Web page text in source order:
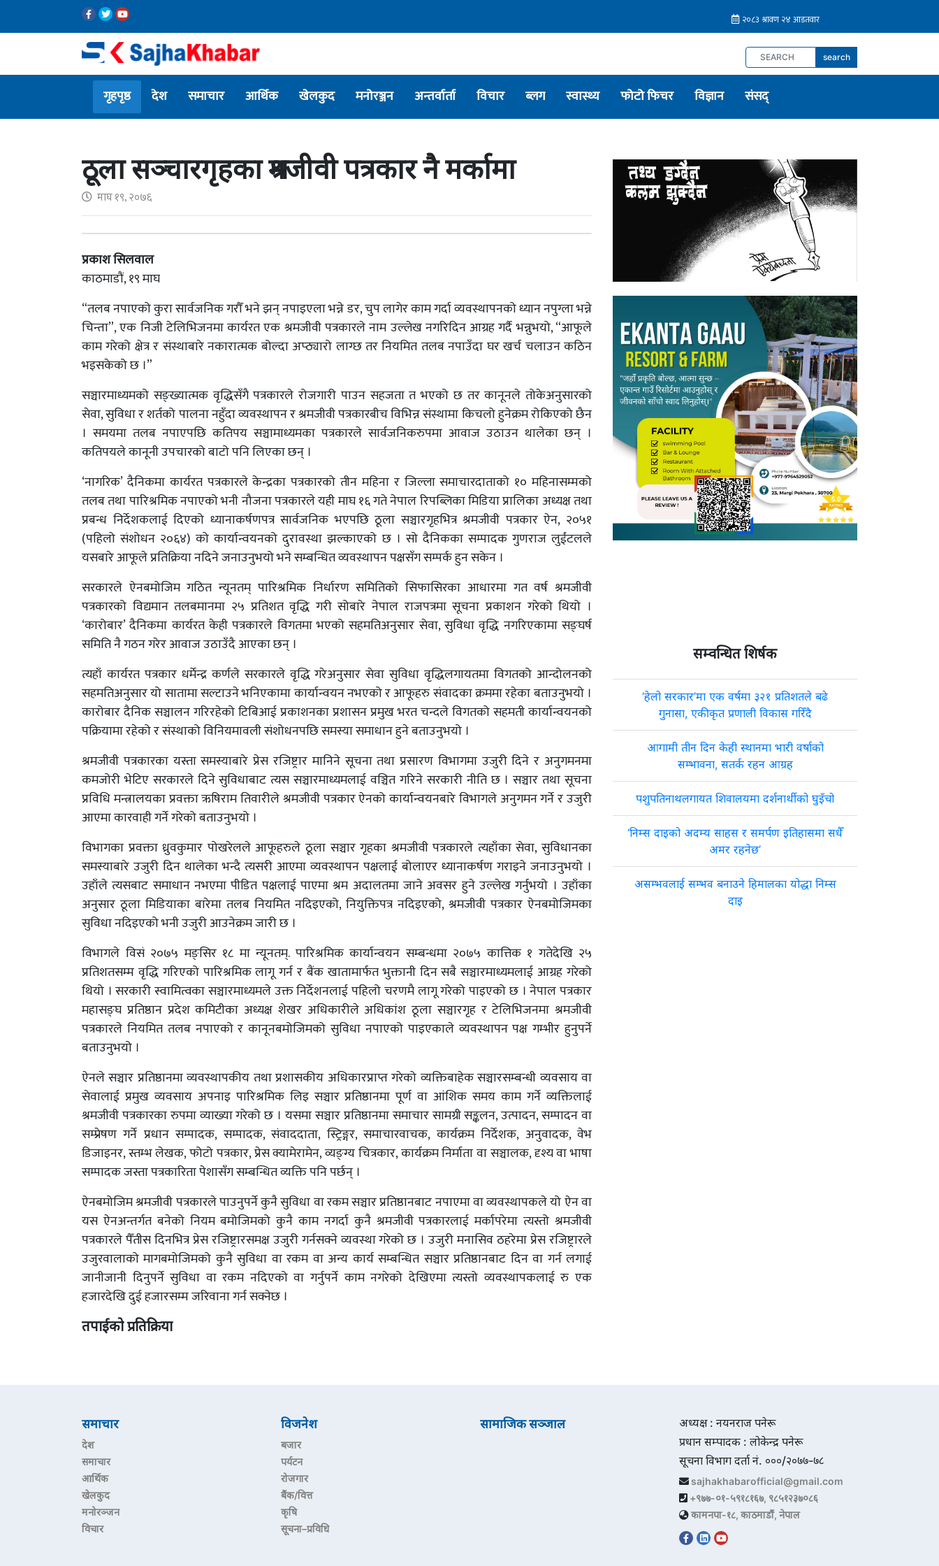
search
गृहपृष्ठ देश समाचार आर्थिक खेलकुद मनोरञ्जन अन्तर्वार्ता विचार ब्लग स्वास्थ्य फोटो फिचर विज्ञान संसद्
ठूला सञ्चारगृहका श्रमजीवी पत्रकार नै मर्कामा
माघ १९, २०७६
प्रकाश सिलवाल
काठमाडौं, १९ माघ
“तलब नपाएको कुरा सार्वजनिक गरौँ भने झन् नपाइएला भन्ने डर, चुप लागेर काम गर्दा व्यवस्थापनको ध्यान नपुग्ला भन्ने
चिन्ता”, एक निजी टेलिभिजनमा कार्यरत एक श्रमजीवी पत्रकारले नाम उल्लेख नगरिदिन आग्रह गर्दै भन्नुभयो, “आफूले
काम गरेको क्षेत्र र संस्थाबारे नकारात्मक बोल्दा अप्ठ्यारो लाग्छ तर नियमित तलब नपाउँदा घर खर्च चलाउन कठिन
भइसकेको छ ।”
सञ्चारमाध्यमको सङ्ख्यात्मक वृद्धिसँगै पत्रकारले रोजगारी पाउन सहजता त भएको छ तर कानूनले तोकेअनुसारको
सेवा, सुविधा र शर्तको पालना नहुँदा व्यवस्थापन र श्रमजीवी पत्रकारबीच विभिन्न संस्थामा किचलो हुनेक्रम रोकिएको छैन
। समयमा तलब नपाएपछि कतिपय सञ्चामाध्यमका पत्रकारले सार्वजनिकरुपमा आवाज उठाउन थालेका छन् ।
कतिपयले कानूनी उपचारको बाटो पनि लिएका छन् ।
‘नागरिक’ दैनिकमा कार्यरत पत्रकारले केन्द्रका पत्रकारको तीन महिना र जिल्ला समाचारदाताको १० महिनासम्मको
तलब तथा पारिश्रमिक नपाएको भनी नौजना पत्रकारले यही माघ १६ गते नेपाल रिपब्लिका मिडिया प्रालिका अध्यक्ष तथा
प्रबन्ध निर्देशकलाई दिएको ध्यानाकर्षणपत्र सार्वजनिक भएपछि ठूला सञ्चारगृहभित्र श्रमजीवी पत्रकार ऐन, २०५१
(पहिलो संशोधन २०६४) को कार्यान्वयनको दुरावस्था झल्काएको छ । सो दैनिकका सम्पादक गुणराज लुईंटलले
यसबारे आफूले प्रतिक्रिया नदिने जनाउनुभयो भने सम्बन्धित व्यवस्थापन पक्षसँग सम्पर्क हुन सकेन ।
सरकारले ऐनबमोजिम गठित न्यूनतम् पारिश्रमिक निर्धारण समितिको सिफासिरका आधारमा गत वर्ष श्रमजीवी
पत्रकारको विद्यमान तलबमानमा २५ प्रतिशत वृद्धि गरी सोबारे नेपाल राजपत्रमा सूचना प्रकाशन गरेको थियो ।
‘कारोबार’ दैनिकमा कार्यरत केही पत्रकारले विगतमा भएको सहमतिअनुसार सेवा, सुविधा वृद्धि नगरिएकामा सङ्घर्ष
समिति नै गठन गरेर आवाज उठाउँदै आएका छन् ।
त्यहाँ कार्यरत पत्रकार धर्मेन्द्र कर्णले सरकारले वृद्धि गरेअनुसार सेवा सुविधा वृद्धिलगायतमा विगतको आन्दोलनको
सहमतिअनुसार यो सातामा सल्टाउने भनिएकामा कार्यान्वयन नभएको र आफूहरु संवादका क्रममा रहेका बताउनुभयो ।
कारोबार दैनिक सञ्चालन गरिरहेको टिबिआई प्रकाशनका प्रशासन प्रमुख भरत चन्दले विगतको सहमती कार्यान्वयनको
पक्रियामा रहेको र संस्थाको विनियमावली संशोधनपछि समस्या समाधान हुने बताउनुभयो ।
श्रमजीवी पत्रकारका यस्ता समस्याबारे प्रेस रजिष्ट्रार मानिने सूचना तथा प्रसारण विभागमा उजुरी दिने र अनुगमनमा
कमजोरी भेटिए सरकारले दिने सुविधाबाट त्यस सञ्चारमाध्यमलाई वञ्चित गरिने सरकारी नीति छ । सञ्चार तथा सूचना
प्रविधि मन्त्रालयका प्रवक्ता ऋषिराम तिवारीले श्रमजीवी पत्रकार ऐनको कार्यान्वयनबारे विभागले अनुगमन गर्ने र उजुरी
आएमा कारवाही गर्ने गरेको बताउनुभयो ।
विभागका प्रवक्ता ध्रुवकुमार पोखरेलले आफूहरुले ठूला सञ्चार गृहका श्रमजीवी पत्रकारले त्यहाँका सेवा, सुविधानका
समस्याबारे उजुरी दिन थालेका भन्दै त्यसरी आएमा व्यवस्थापन पक्षलाई बोलाएर ध्यानाकर्षण गराइने जनाउनुभयो ।
उहाँले त्यसबाट समाधान नभएमा पीडित पक्षलाई पाएमा श्रम अदालतमा जाने अवसर हुने उल्लेख गर्नुभयो । उहाँका
अनुसार ठूला मिडियाका बारेमा तलब नियमित नदिइएको, नियुक्तिपत्र नदिइएको, श्रमजीवी पत्रकार ऐनबमोजिमका
सुविधा नदिइएको भनी उजुरी आउनेक्रम जारी छ ।
विभागले विसं २०७५ मङ्सिर १८ मा न्यूनतम्. पारिश्रमिक कार्यान्वयन सम्बन्धमा २०७५ कात्तिक १ गतेदेखि २५
प्रतिशतसम्म वृद्धि गरिएको पारिश्रमिक लागू गर्न र बैंक खातामार्फत भुक्तानी दिन सबै सञ्चारमाध्यमलाई आग्रह गरेको
थियो । सरकारी स्वामित्वका सञ्चारमाध्यमले उक्त निर्देशनलाई पहिलो चरणमै लागू गरेको पाइएको छ । नेपाल पत्रकार
महासङ्घ प्रतिष्ठान प्रदेश कमिटीका अध्यक्ष शेखर अधिकारीले अधिकांश ठूला सञ्चारगृह र टेलिभिजनमा श्रमजीवी
पत्रकारले नियमित तलब नपाएको र कानूनबमोजिमको सुविधा नपाएको पाइएकाले व्यवस्थापन पक्ष गम्भीर हुनुपर्ने
बताउनुभयो ।
ऐनले सञ्चार प्रतिष्ठानमा व्यवस्थापकीय तथा प्रशासकीय अधिकारप्राप्त गरेको व्यक्तिबाहेक सञ्चारसम्बन्धी व्यवसाय वा
सेवालाई प्रमुख व्यवसाय अपनाइ पारिश्रमिक लिइ सञ्चार प्रतिष्ठानमा पूर्ण वा आंशिक समय काम गर्ने व्यक्तिलाई
श्रमजीवी पत्रकारका रुपमा व्याख्या गरेको छ । यसमा सञ्चार प्रतिष्ठानमा समाचार सामग्री सङ्कलन, उत्पादन, सम्पादन वा
सम्प्रेषण गर्ने प्रधान सम्पादक, सम्पादक, संवाददाता, स्ट्रिङ्गर, समाचारवाचक, कार्यक्रम निर्देशक, अनुवादक, वेभ
डिजाइनर, स्तम्भ लेखक, फोटो पत्रकार, प्रेस क्यामेरामेन, व्यङ्ग्य चित्रकार, कार्यक्रम निर्माता वा सञ्चालक, दृश्य वा भाषा
सम्पादक जस्ता पत्रकारिता पेशासँग सम्बन्धित व्यक्ति पनि पर्छन् ।
ऐनबमोजिम श्रमजीवी पत्रकारले पाउनुपर्ने कुनै सुविधा वा रकम सञ्चार प्रतिष्ठानबाट नपाएमा वा व्यवस्थापकले यो ऐन वा
यस ऐनअन्तर्गत बनेको नियम बमोजिमको कुनै काम नगर्दा कुनै श्रमजीवी पत्रकारलाई मर्कापरेमा त्यस्तो श्रमजीवी
पत्रकारले पैँतीस दिनभित्र प्रेस रजिष्ट्रारसमक्ष उजुरी गर्नसक्ने व्यवस्था गरेको छ । उजुरी मनासिव ठहरेमा प्रेस रजिष्ट्रारले
उजुरवालाको मागबमोजिमको कुनै सुविधा वा रकम वा अन्य कार्य सम्बन्धित सञ्चार प्रतिष्ठानबाट दिन वा गर्न लगाई
जानीजानी दिनुपर्ने सुविधा वा रकम नदिएको वा गर्नुपर्ने काम नगरेको देखिएमा त्यस्तो व्यवस्थापकलाई रु एक
हजारदेखि दुई हजारसम्म जरिवाना गर्न सक्नेछ ।
तपाईको प्रतिक्रिया
सम्वन्धित शिर्षक
‘हेलो सरकार’मा एक वर्षमा ३२१ प्रतिशतले बढे
गुनासा, एकीकृत प्रणाली विकास गरिँदै
आगामी तीन दिन केही स्थानमा भारी वर्षाको
सम्भावना, सतर्क रहन आग्रह
पशुपतिनाथलगायत शिवालयमा दर्शनार्थीको घुइँचो
‘निम्स दाइको अदम्य साहस र समर्पण इतिहासमा सधैँ
अमर रहनेछ’
असम्भवलाई सम्भव बनाउने हिमालका योद्धा निम्स
दाइ
समाचार
देश
समाचार
आर्थिक
खेलकुद
मनोरञ्जन
विचार
विजनेश
बजार
पर्यटन
रोजगार
बैंक/वित्त
कृषि
सूचना–प्रविधि
सामाजिक सञ्जाल
अध्यक्ष : नयनराज पनेरू
प्रधान सम्पादक : लोकेन्द्र पनेरू
सूचना विभाग दर्ता नं. ०००/२०७७-७८
sajhakhabarofficial@gmail.com
+९७७-०१-५९१८१६७, ९८५१२३७०८६
कामनपा-१८, काठमाडौं, नेपाल